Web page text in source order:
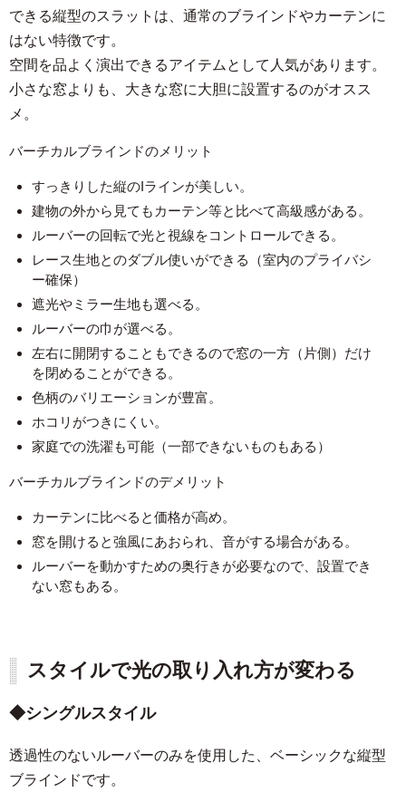
できる縦型のスラットは、通常のブラインドやカーテンに
はない特徴です。
空間を品よく演出できるアイテムとして人気があります。
小さな窓よりも、大きな窓に大胆に設置するのがオスス
メ。
バーチカルブラインドのメリット
すっきりした縦のIラインが美しい。
建物の外から見てもカーテン等と比べて高級感がある。
ルーバーの回転で光と視線をコントロールできる。
レース生地とのダブル使いができる（室内のプライバシ
ー確保）
遮光やミラー生地も選べる。
ルーバーの巾が選べる。
左右に開閉することもできるので窓の一方（片側）だけ
を閉めることができる。
色柄のバリエーションが豊富。
ホコリがつきにくい。
家庭での洗濯も可能（一部できないものもある）
バーチカルブラインドのデメリット
カーテンに比べると価格が高め。
窓を開けると強風にあおられ、音がする場合がある。
ルーバーを動かすための奥行きが必要なので、設置でき
ない窓もある。
スタイルで光の取り入れ方が変わる
シングルスタイル
透過性のないルーバーのみを使用した、ベーシックな縦型
ブラインドです。